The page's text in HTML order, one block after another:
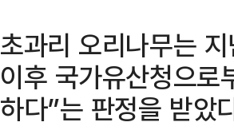
초과리 오리나무는
이후 국가유산청으
하다”는 판정을 받았